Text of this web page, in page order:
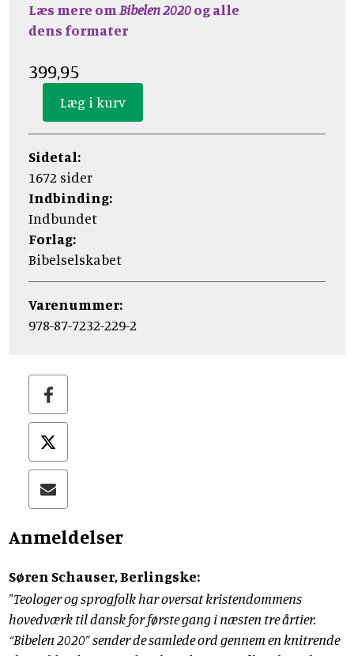
Læs mere om Bibelen 2020og alle
dens formater
399,95
Sidetal:
1672 sider
Indbinding:
Indbundet
Forlag:
Bibelselskabet
Varenummer:
978-87-7232-229-2
Anmeldelser
Søren Schauser, Berlingske:
"Teologer og sprogfolk har oversat kristendommens
hovedværk til dansk for første gang i næsten tre årtier.
“Bibelen 2020” sender de samlede ord gennem en knitrende